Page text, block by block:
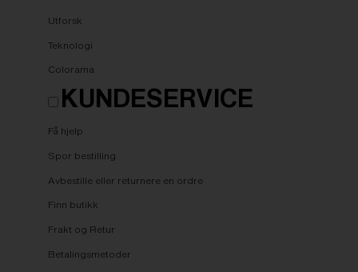
Utforsk
Teknologi
Colorama
KUNDESERVICE
Få hjelp
Spor bestilling
Avbestille eller returnere en ordre
Finn butikk
Frakt og Retur
Betalingsmetoder